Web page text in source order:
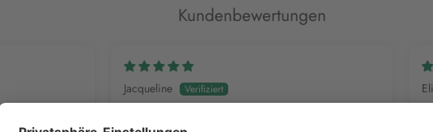
Kundenbewertungen
Jacqueline